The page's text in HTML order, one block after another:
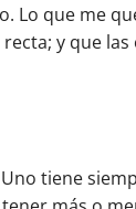
Lo que me
y que
tiene